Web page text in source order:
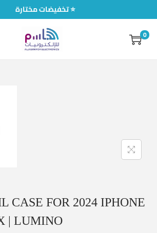
تخفيضات مختارة ⭐
0
CASE FOR 2024 IPHONE
| LUMINO